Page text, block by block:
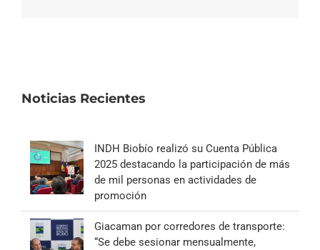
Noticias Recientes
INDH Biobío realizó su Cuenta Pública
2025 destacando la participación de más
de mil personas en actividades de
promoción
Giacaman por corredores de transporte:
“Se debe sesionar mensualmente,